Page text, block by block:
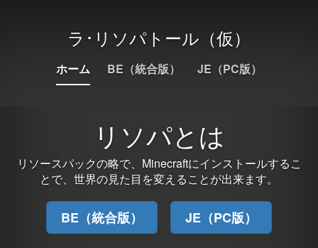
ラ･リソパトール（仮）
ホーム BE（統合版） JE（PC版）
リソパとは
リソースパックの略で、Minecraftにインストールするこ
とで、世界の見た目を変えることが出来ます。
BE（統合版） JE（PC版）